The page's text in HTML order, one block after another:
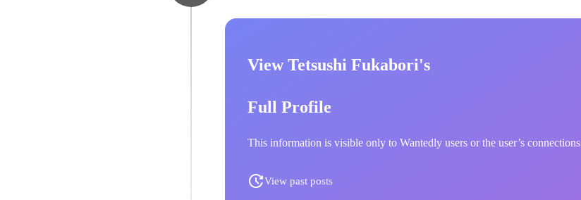
View Tetsushi Fukabori's
Full Profile
This information is visible only to Wantedly users or the user’s connections
View past posts